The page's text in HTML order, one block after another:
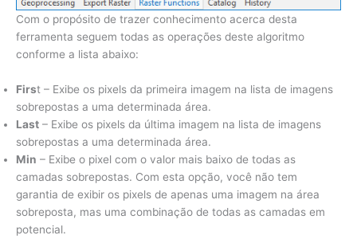
Com o propósito de trazer conhecimento acerca desta
ferramenta seguem todas as operações deste algoritmo
conforme a lista abaixo:
First – Exibe os pixels da primeira imagem na lista de imagens
sobrepostas a uma determinada área.
Last – Exibe os pixels da última imagem na lista de imagens
sobrepostas a uma determinada área.
Min – Exibe o pixel com o valor mais baixo de todas as
camadas sobrepostas. Com esta opção, você não tem
garantia de exibir os pixels de apenas uma imagem na área
sobreposta, mas uma combinação de todas as camadas em
potencial.